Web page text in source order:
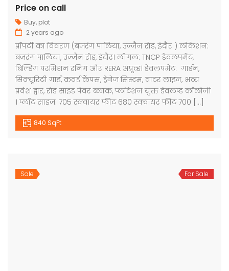
Price on call
Buy, plot
2 years ago
प्रॉपर्टी का विवरण (बजरंग पालिया, उज्जैन रोड, इंदौर ) लोकेशन:
बजरंग पालिया, उज्जैन रोड, इंदौर। लीगल: TNCP डेवलपमेंट,
बिल्डिंग परमिशन रनिंग और RERA अप्रूव्ड। डेवलपमेंट: गार्डन,
सिक्यूरिटी गार्ड, कवर्ड कैंपस, ड्रेनेज सिस्टम, वाटर लाइन, भव्य
प्रवेश द्वार, रोड साइड पेवर ब्लाक, प्लांटेशन युक्त डेवलप्ड कॉलोनी
। प्लॉट साइज: 705 स्क्वायर फीट 680 स्क्वायर फीट 700 […]
840 SqFt
Sale For Sale